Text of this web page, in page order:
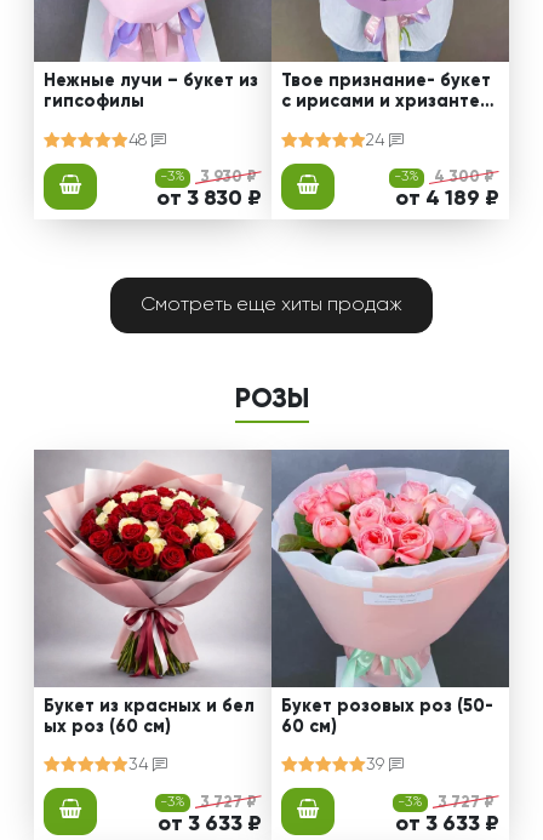
Нежные лучи – букет из
гипсофилы
48
-3% 3 930 ₽
от 3 830 ₽
Твое признание- букет
с ирисами и хризантем
24
-3% 4 300 ₽
от 4 189 ₽
Смотреть еще хиты продаж
РОЗЫ
Букет из красных и бел
ых роз (60 см)
34
-3% 3 727 ₽
от 3 633 ₽
Букет розовых роз (50-
60 см)
39
-3% 3 727 ₽
от 3 633 ₽